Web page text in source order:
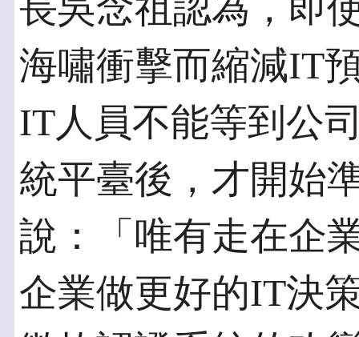
長吳念祖認為，即
海嘯衝擊而縮減IT
IT人員不能等到公
統平臺後，才開始
說：「唯有走在企
企業做更好的IT決